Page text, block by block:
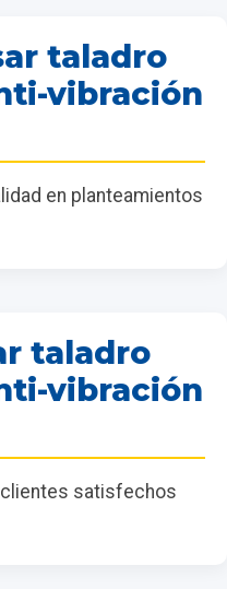
taladro
vibración
en planteamientos
taladro
vibración
satisfechos